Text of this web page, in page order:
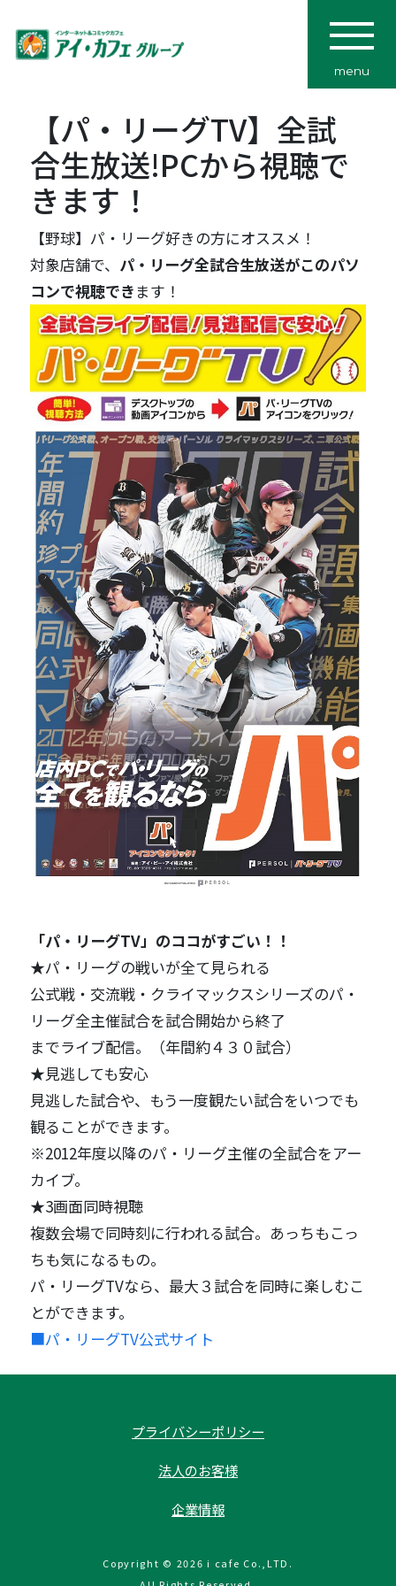
menu
【パ・リーグTV】全試
合生放送!PCから視聴で
きます！
【野球】パ・リーグ好きの方にオススメ！
対象店舗で、 パ・リーグ全試合生放送がこのパソ
コンで視聴できます！
「パ・リーグTV」のココがすごい！！
★パ・リーグの戦いが全て見られる
公式戦・交流戦・クライマックスシリーズのパ・
リーグ全主催試合を試合開始から終了
までライブ配信。（年間約４３０試合）
★見逃しても安心
見逃した試合や、もう一度観たい試合をいつでも
観ることができます。
※2012年度以降のパ・リーグ主催の全試合をアー
カイブ。
★3画面同時視聴
複数会場で同時刻に行われる試合。あっちもこっ
ちも気になるもの。
パ・リーグTVなら、最大３試合を同時に楽しむこ
とができます。
■パ・リーグTV公式サイト
プライバシーポリシー
法人のお客様
企業情報
Copyright © 2026 i cafe Co.,LTD.